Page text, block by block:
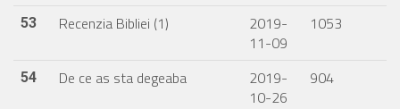
53 Recenzia Bibliei (1)
2019-
11-09
1053
54 De ce as sta degeaba
2019-
10-26
904